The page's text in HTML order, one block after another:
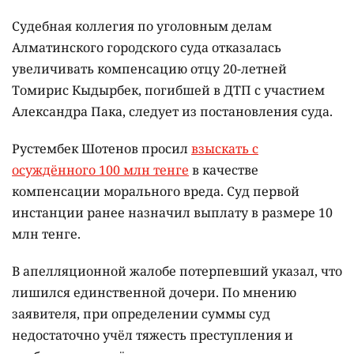
Судебная коллегия по уголовным делам
Алматинского городского суда отказалась
увеличивать компенсацию отцу 20-летней
Томирис Кыдырбек, погибшей в ДТП с участием
Александра Пака, следует из постановления суда.
Рустембек Шотенов просилвзыскать с
осуждённого 100 млн тенге в качестве
компенсации морального вреда. Суд первой
инстанции ранее назначил выплату в размере 10
млн тенге.
В апелляционной жалобе потерпевший указал, что
лишился единственной дочери. По мнению
заявителя, при определении суммы суд
недостаточно учёл тяжесть преступления и